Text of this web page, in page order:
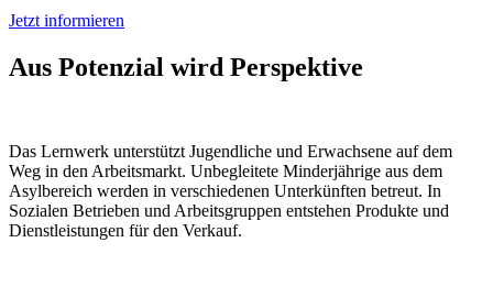
Jetzt informieren
Aus Potenzial wird Perspektive
Das Lernwerk unterstützt Jugendliche und Erwachsene auf dem
Weg in den Arbeitsmarkt. Unbegleitete Minderjährige aus dem
Asylbereich werden in verschiedenen Unterkünften betreut. In
Sozialen Betrieben und Arbeitsgruppen entstehen Produkte und
Dienstleistungen für den Verkauf.